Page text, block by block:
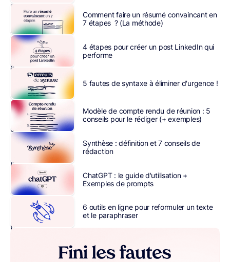
marketing,
ajouter
le
mot
« hyper »
à
stratégie
peut
sembler
suspect
et
contrefait.
En
effet,
comment
marques
peuvent-
Comment faire un résumé convaincant en
7 étapes ? (La méthode)
4 étapes pour créer un post LinkedIn qui
performe
5 fautes de syntaxe à éliminer d'urgence !
Modèle de compte rendu de réunion : 5
conseils pour le rédiger (+ exemples)
Synthèse : définition et 7 conseils de
rédaction
ChatGPT : le guide d'utilisation +
Exemples de prompts
6 outils en ligne pour reformuler un texte
et le paraphraser